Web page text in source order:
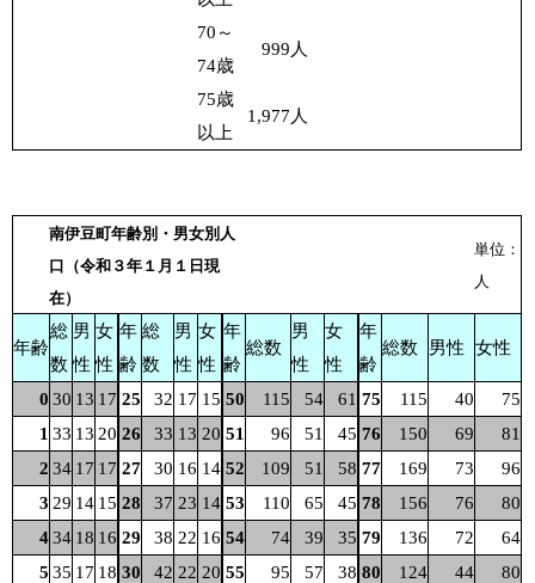
70～
74歳
999 人
75歳
以上
1,977 人
南伊豆町年齢別・男女別人
口（令和３年１月１日現
在）
単位：
人
年齢
総
数
男
性
女
性
年
齢
総
数
男
性
女
性
年
齢
総数
男
性
女
性
年
齢
総数 男性 女性
0 30 13 17 25 32 17 15 50 115 54 61 75 115 40
75
1 33 13 20 26 33 13 20 51 96 51 45 76 150 69
81
2 34 17 17 27 30 16 14 52 109 51 58 77 169 73
96
3 29 14 15 28 37 23 14 53 110 65 45 78 156 76
80
434 18 16 29 38 22 16 54 74 39 35 79 136 72
64
5 35 17 18 30 42 22 20 55 95 57 38 80 124 44
80